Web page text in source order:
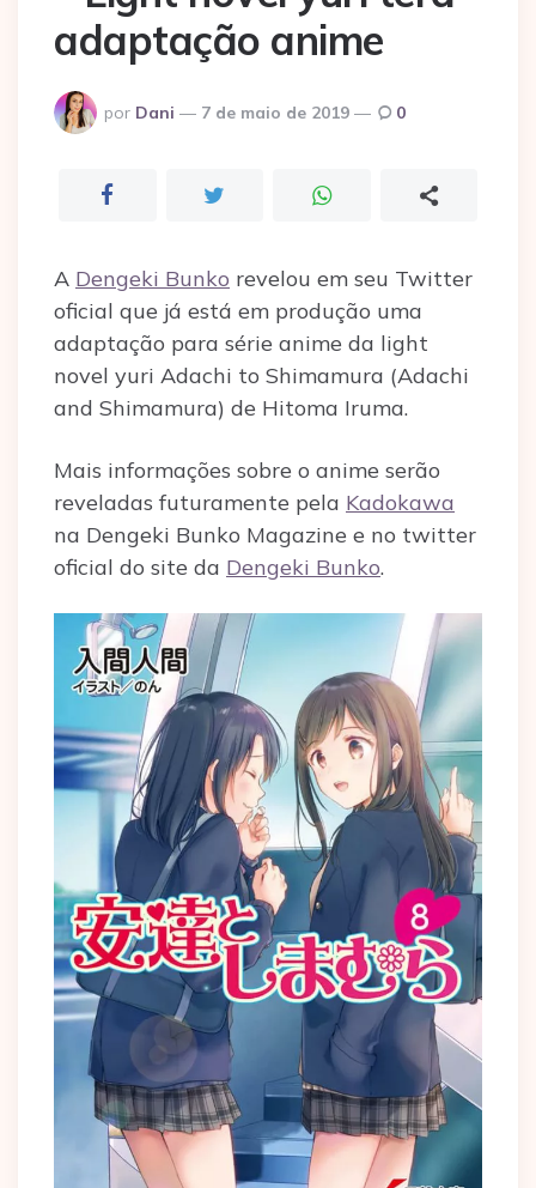
adaptação anime
Postado
por
por Dani 7 de maio de 2019 0
A Dengeki Bunko revelou em seu Twitter
oficial que já está em produção uma
adaptação para série anime da light
novel yuri Adachi to Shimamura (Adachi
and Shimamura) de Hitoma Iruma.
Mais informações sobre o anime serão
reveladas futuramente pela Kadokawa
na Dengeki Bunko Magazine e no twitter
oficial do site da Dengeki Bunko.